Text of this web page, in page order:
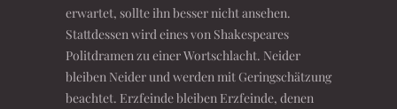
erwartet, sollte ihn besser nicht ansehen.
Stattdessen wird eines von Shakespeares
Politdramen zu einer Wortschlacht. Neider
bleiben Neider und werden mit Geringschätzung
beachtet. Erzfeinde bleiben Erzfeinde, denen